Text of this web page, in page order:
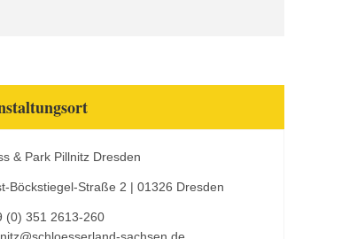
& Park Pillnitz Dresden
Böckstiegel-Straße 2 | 01326 Dresden
(0) 351 2613-260